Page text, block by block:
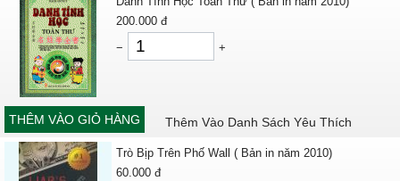
200.000 đ
−
+
THÊM VÀO GIỎ HÀNG Thêm Vào Danh Sách Yêu Thích
Trò Bịp Trên Phố Wall ( Bản in năm 2010)
60.000 đ